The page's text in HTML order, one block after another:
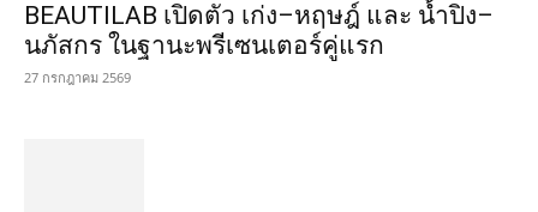
BEAUTILAB เปิดตัว เก่ง–หฤษฎ์ และ น้ำปิง–
นภัสกร ในฐานะพรีเซนเตอร์คู่แรก
27 กรกฎาคม 2569